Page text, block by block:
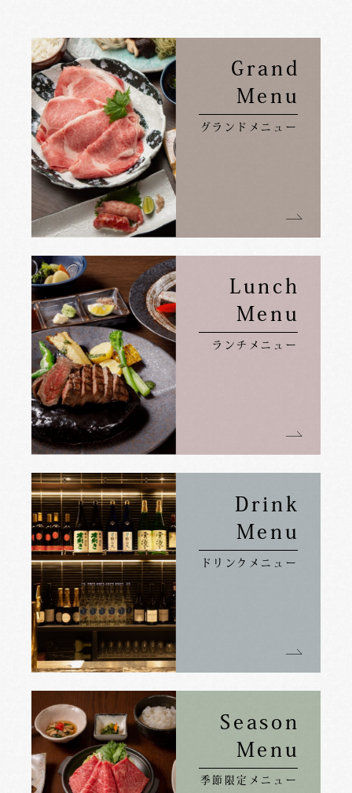
Grand
Menu
グランドメニュー
Lunch
Menu
ランチメニュー
Drink
Menu
ドリンクメニュー
Season
Menu
季節限定メニュー